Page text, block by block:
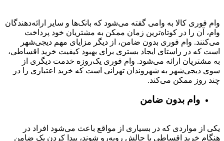
وام فوری کالا به وامی گفته می‌شود که بانک‌ها و سایر ارائه‌دهندگان
وام، آن را در کوتاه‌ترین زمان ممکن به مشتریان خود پرداخت
می‌کنند. وام فوری بدون ضامن، از دیگر مزایای مهم دیجی‌شهر
است که در راستای ایجاد بستری برای بهبود کیفیت خرید اقساطی،
به مشتریان ارائه می‌شود. وام فوری یک‌روزه خدمت دیگری از
سوی دیجی‌شهر به شهروندان تهرانی است که خرید اعتباری را در
چند روز ممکن می‌کند.
وام بدون ضامن
یکی از مواردی که در بسیاری از مواقع باعث می‌شود افراد در
هنگام خرید اقساطی با چالش روبه‌رو شوند، پیدا کردن یک ضامن